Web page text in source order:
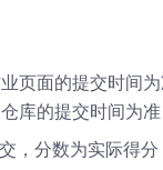
页面的提交时间
库的提交时间为准
，分数为实际得分